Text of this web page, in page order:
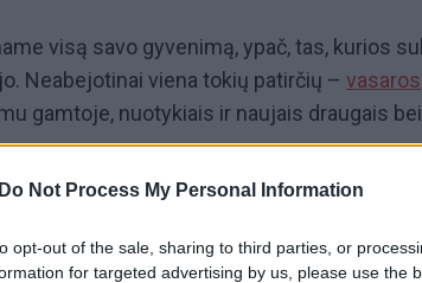
Do Not Process My Personal Information
opt-out of the sale, sharing to third parties, or
for targeted advertising by us, please use the
visą savo gyvenimą, ypač, tas, kurios
Neabejotinai viena tokių patirčių – vasaros
gamtoje, nuotykiais ir naujais draugais bei
tapytojas“ įkūrėja Iveta Jurkšienė bei
Abrasonytė pasidalijo, pagal kokius
Pašnekovės taip pat paneigė kelis gajus